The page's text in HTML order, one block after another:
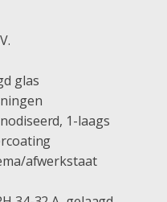
glas
1-laags
afwerkstaat